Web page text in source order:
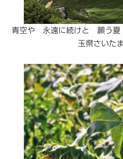
青空や 永遠に続けと 願う
玉県さいた